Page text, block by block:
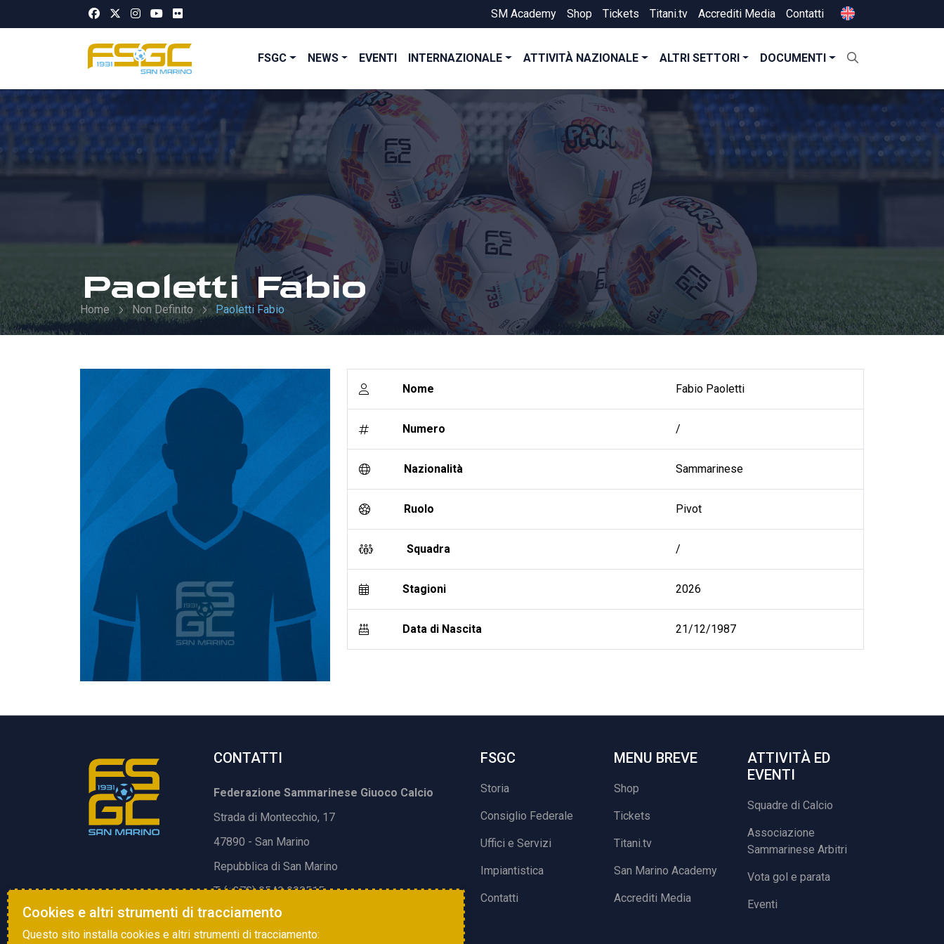
SM Academy Shop Tickets Titani.tv Accrediti Media Contatti
FSGC NEWS EVENTI INTERNAZIONALE ATTIVITÀ NAZIONALE ALTRI SETTORI DOCUMENTI
Paoletti Fabio
Home Non Definito Paoletti Fabio
Nome Fabio Paoletti
Numero /
Nazionalità Sammarinese
Ruolo Pivot
Squadra /
Stagioni 2026
Data di Nascita 21/12/1987
CONTATTI
Federazione Sammarinese Giuoco Calcio
Strada di Montecchio, 17
47890 - San Marino
Repubblica di San Marino
T. (+378) 0549 990515
E.info@fsgc.sm
FSGC
Storia
Consiglio Federale
Uffici e Servizi
Impiantistica
Contatti
MENU BREVE
Shop
Tickets
Titani.tv
San Marino Academy
Accrediti Media
ATTIVITÀ ED
EVENTI
Squadre di Calcio
Associazione
Sammarinese Arbitri
Vota gol e parata
Eventi
Cookies e altri strumenti di tracciamento
Questo sito installa cookies e altri strumenti di tracciamento: